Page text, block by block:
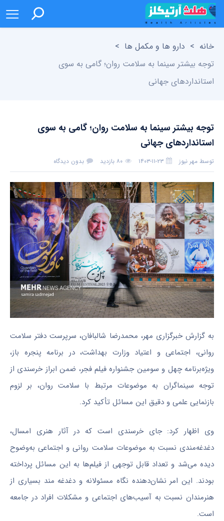
خانه > دارو ها و مکمل ها >
توجه بیشتر سینما به سلامت روان؛ گامی به سوی
استانداردهای جهانی
توجه بیشتر سینما به سلامت روان؛ گامی به سوی
استانداردهای جهانی
توسط مهر نیوز ۱۴۰۳-۱۱-۲۳ ۸۰ بازدید بدون دیدگاه
به گزارش خبرگزاری مهر، محمدرضا شالبافان، سرپرست دفتر سلامت
روانی، اجتماعی و اعتیاد وزارت بهداشت، در برنامه پنجره باز،
ویژه‌برنامه چهل و سومین جشنواره فیلم فجر، ضمن ابراز خرسندی از
توجه سینماگران به موضوعات مرتبط با سلامت روان، بر لزوم
بازنمایی علمی و دقیق این مسائل تأکید کرد.
وی اظهار کرد: جای خرسندی است که در آثار هنری امسال،
دغدغه‌مندی نسبت به موضوعات سلامت روانی و اجتماعی به‌وضوح
دیده می‌شد و تعداد قابل توجهی از فیلم‌ها به این مسائل پرداخته
بودند. این امر نشان‌دهنده نگاه مسئولانه و دغدغه مند بسیاری از
هنرمندان نسبت به آسیب‌های اجتماعی و مشکلات افراد در جامعه
است.